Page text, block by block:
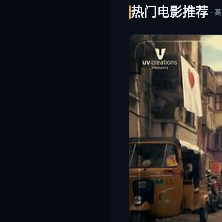
热门电影推荐 ·